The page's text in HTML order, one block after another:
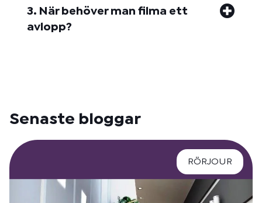
3. När behöver man filma ett
avlopp?
Senaste bloggar
RÖRJOUR